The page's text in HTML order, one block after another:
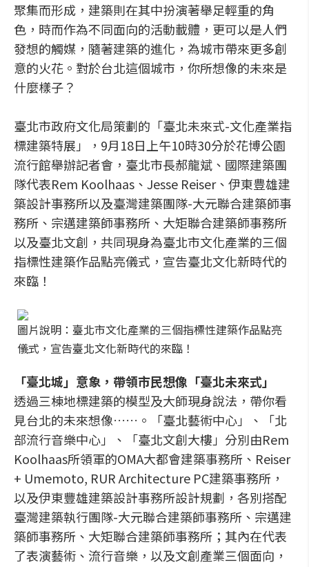
聚集而形成，建築則在其中扮演著舉足輕重的角
色，時而作為不同面向的活動載體，更可以是人們
發想的觸媒，隨著建築的進化，為城市帶來更多創
意的火花。對於台北這個城市，你所想像的未來是
什麼樣子？
臺北市政府文化局策劃的「臺北未來式-文化產業指
標建築特展」，9月18日上午10時30分於花博公園
流行館舉辦記者會，臺北市長郝龍斌、國際建築團
隊代表Rem Koolhaas、Jesse Reiser、伊東豊雄建
築設計事務所以及臺灣建築團隊-大元聯合建築師事
務所、宗邁建築師事務所、大矩聯合建築師事務所
以及臺北文創，共同現身為臺北市文化產業的三個
指標性建築作品點亮儀式，宣告臺北文化新時代的
來臨！
圖片說明：臺北市文化產業的三個指標性建築作品點亮
儀式，宣告臺北文化新時代的來臨！
「臺北城」意象，帶領市民想像「臺北未來式」
透過三棟地標建築的模型及大師現身說法，帶你看
見台北的未來想像……。「臺北藝術中心」、「北
部流行音樂中心」、「臺北文創大樓」分別由Rem
Koolhaas所領軍的OMA大都會建築事務所、Reiser
+ Umemoto, RUR Architecture PC建築事務所，
以及伊東豐雄建築設計事務所設計規劃，各別搭配
臺灣建築執行團隊-大元聯合建築師事務所、宗邁建
築師事務所、大矩聯合建築師事務所；其內在代表
了表演藝術、流行音樂，以及文創產業三個面向，